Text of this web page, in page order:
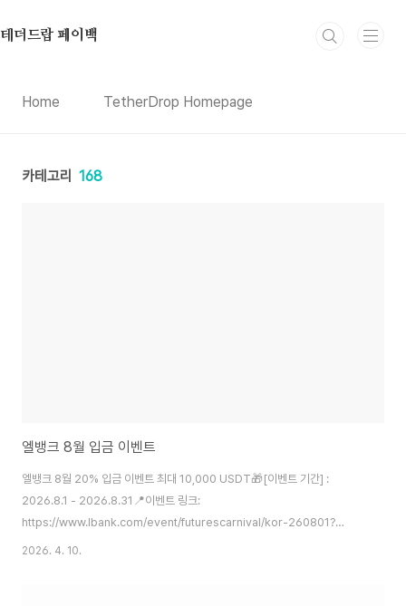
테더드랍 페이백
Home TetherDrop Homepage
카테고리 168
엘뱅크 8월 입금 이벤트
엘뱅크 8월 20% 입금 이벤트 최대 10,000 USDT🎁[이벤트 기간] :
2026.8.1 - 2026.8.31📍이벤트 링크:
https://www.lbank.com/event/futurescarnival/kor-260801?
icode=TETHERDROP 20% 입금 보너스신규 및 기존 사용자 모두 참여 가
2026. 4. 10.